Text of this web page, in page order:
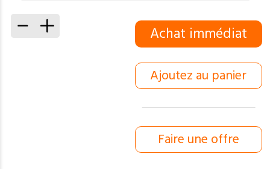
quantité
Achat immédiat
Ajoutez au panier
Faire une offre